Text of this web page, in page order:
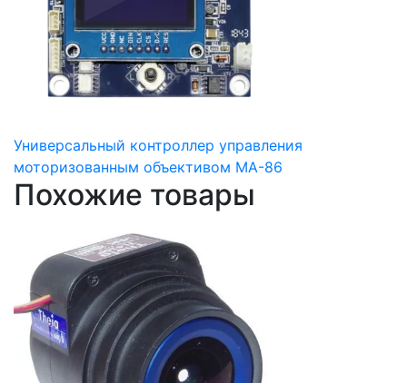
Универсальный контроллер управления
моторизованным объективом MA-86
Похожие товары